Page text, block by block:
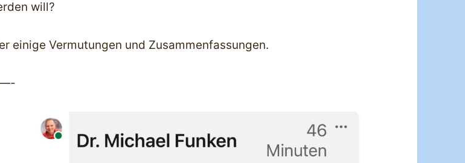
will?
einige Vermutungen und Zusammenfassungen.